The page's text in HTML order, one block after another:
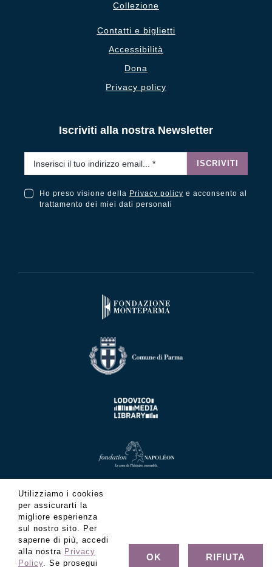
Collezione
Contatti e biglietti
Accessibilità
Dona
Privacy policy
Iscriviti alla nostra Newsletter
ISCRIVITI
Ho preso visione della Privacy policy e acconsento al
trattamento dei miei dati personali
Utilizziamo i cookies
per assicurarti la
migliore esperienza
sul nostro sito. Per
saperne di più, accedi
alla nostra Privacy
Policy. Se prosegui
OK RIFIUTA